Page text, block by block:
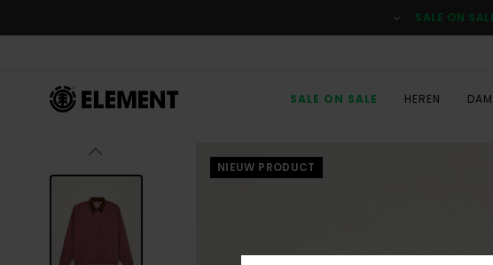
Productinformatie
SALE ON
SALE ON SALE HEREN
NIEUW PRODUCT